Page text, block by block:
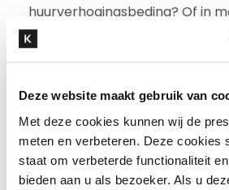
Deze website maakt gebruik van
Met deze cookies kunnen wij de
meten en verbeteren. Deze cookies
staat om verbeterde functionaliteit
bieden aan u als bezoeker. Als u
huurverhogingsbeding? Of in
zin als ondernemer over
overeenkomsten met
Boudewijn van Nieuwenhuijzen.
“Wat huurrecht zo interessant